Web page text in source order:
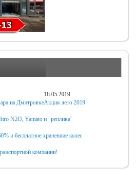
на Дмитровке
18.05.2019
Акция лето 2019
N2O, Yamato и "реплика"
и бесплатное хранениие колес
компании!